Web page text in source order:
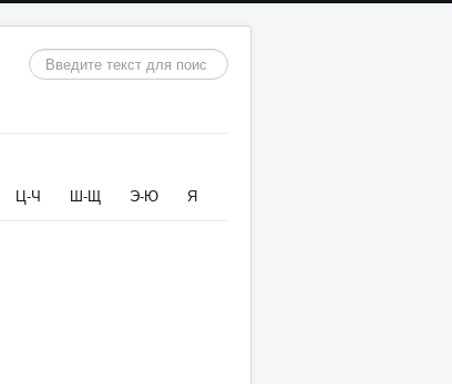
Искать...
Ц-Ч Ш-Щ Э-Ю Я